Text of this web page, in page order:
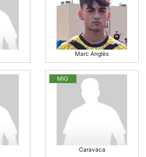
Marc Anglès
MIG
Caravaca